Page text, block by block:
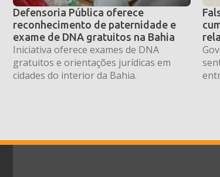
Defensoria Pública oferece
reconhecimento de paternidade e
exame de DNA gratuitos na Bahia
Iniciativa oferece exames de DNA
gratuitos e orientações jurídicas em
cidades do interior da Bahia.